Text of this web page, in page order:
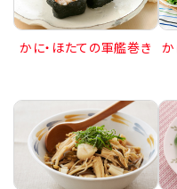
かに・ほたての軍艦巻き